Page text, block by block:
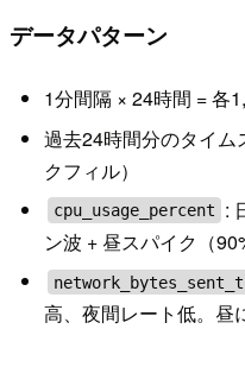
データパターン
1分間隔 × 24時間 = 各
過去24時間分のタイム
クフィル）
cpu_usage_percent
:
ン波 + 昼スパイク（
高、夜間レート低。昼